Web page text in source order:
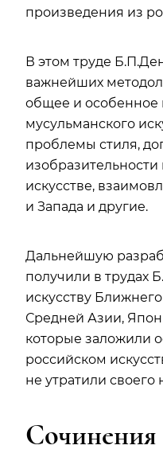
произведения из
В этом труде
важнейших
общее и особенное
мусульманского
проблемы стиля,
искусстве,
и Запада и другие.
Дальнейшую
получили в трудах
искусству
Средней Азии,
которые заложили
российском
не утратили своего
Сочинения